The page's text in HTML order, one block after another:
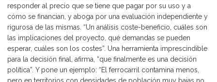
responder al precio que se tiene que pagar por su uso y a
cómo se financian, y aboga por una evaluación independiente y
rigurosa de las mismas. “Un análisis coste-beneficio, cuáles son
las implicaciones del proyecto, qué demandas se pueden
esperar, cuáles son los costes”. Una herramienta imprescindible
para la decisión final, afirma, “que finalmente es una decisión
política”. Y pone un ejemplo: “El ferrocarril contamina menos,